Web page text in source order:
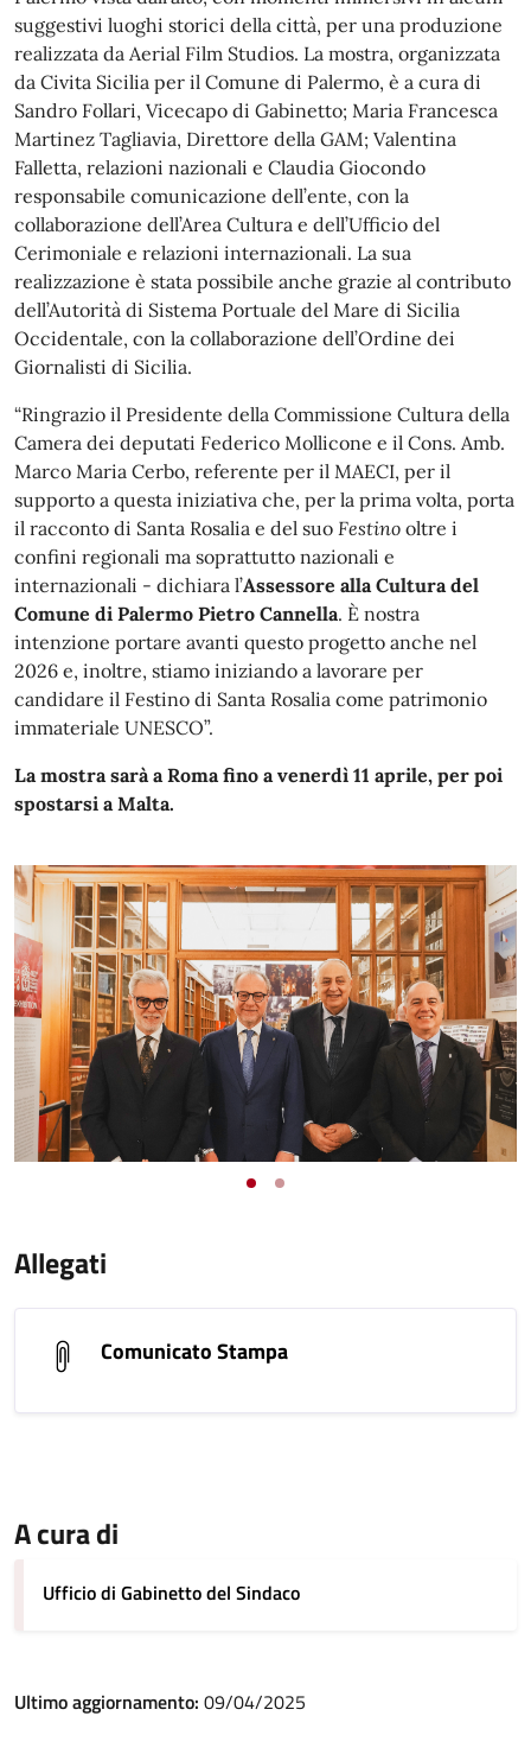
suggestivi luoghi storici della città, per una produzione
realizzata da Aerial Film Studios. La mostra, organizzata
da Civita Sicilia per il Comune di Palermo, è a cura di
Sandro Follari, Vicecapo di Gabinetto; Maria Francesca
Martinez Tagliavia, Direttore della GAM; Valentina
Falletta, relazioni nazionali e Claudia Giocondo
responsabile comunicazione dell’ente, con la
collaborazione dell’Area Cultura e dell’Ufficio del
Cerimoniale e relazioni internazionali. La sua
realizzazione è stata possibile anche grazie al contributo
dell’Autorità di Sistema Portuale del Mare di Sicilia
Occidentale, con la collaborazione dell’Ordine dei
Giornalisti di Sicilia.
“Ringrazio il Presidente della Commissione Cultura della
Camera dei deputati Federico Mollicone e il Cons. Amb.
Marco Maria Cerbo, referente per il MAECI, per il
supporto a questa iniziativa che, per la prima volta, porta
il racconto di Santa Rosalia e del suo Festino oltre i
confini regionali ma soprattutto nazionali e
internazionali - dichiara l’Assessore alla Cultura del
Comune di Palermo Pietro Cannella. È nostra
intenzione portare avanti questo progetto anche nel
2026 e, inoltre, stiamo iniziando a lavorare per
candidare il Festino di Santa Rosalia come patrimonio
immateriale UNESCO”.
La mostra sarà a Roma fino a venerdì 11 aprile, per poi
spostarsi a Malta.
Allegati
Comunicato Stampa
A cura di
Ufficio di Gabinetto del Sindaco
Ultimo aggiornamento: 09/04/2025